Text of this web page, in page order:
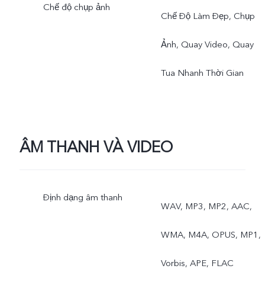
Chế độ chụp ảnh
Chế Độ Làm Đẹp, Chụp
Ảnh, Quay Video, Quay
Tua Nhanh Thời Gian
ÂM THANH VÀ VIDEO
Định dạng âm thanh
WAV, MP3, MP2, AAC,
WMA, M4A, OPUS, MP1,
Vorbis, APE, FLAC